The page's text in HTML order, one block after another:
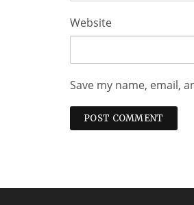
Website
Save my name, email,